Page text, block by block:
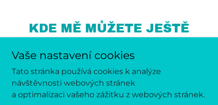
KDE MĚ MŮŽETE JEŠTĚ
Vaše nastavení cookies
Tato stránka používá cookies k analýze
návštěvnosti webových stránek
a optimalizaci vašeho zážitku z webových stránek.